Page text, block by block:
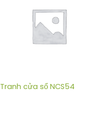
Tranh cửa sổ NCS54